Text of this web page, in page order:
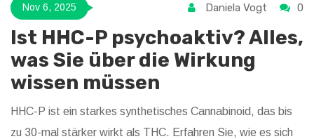
Nov 6, 2025 Daniela Vogt 0
Ist HHC-P psychoaktiv? Alles,
was Sie über die Wirkung
wissen müssen
HHC-P ist ein starkes synthetisches Cannabinoid, das bis
zu 30-mal stärker wirkt als THC. Erfahren Sie, wie es sich